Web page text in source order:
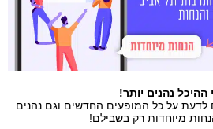
ההיכל נהנים יותר!
לדעת על כל המופעים החדשים וגם נהנים
מיוחדות רק בשבילם!